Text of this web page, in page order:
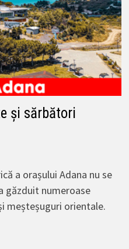
și sărbători
a orașului Adana nu se
găzduit numeroase
meșteșuguri orientale.